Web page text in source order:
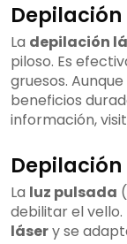
Depilación
La depilación
piloso. Es
gruesos.
beneficios
información,
Depilación
La luz pulsada
debilitar el vello.
lásery se